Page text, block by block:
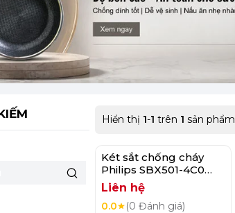
Hiển thị 1-1 trên 1 sản phẩm
Két sắt chống cháy
Philips SBX501-4C0
54Kg
Liên hệ
0.0 (0 Đánh giá)